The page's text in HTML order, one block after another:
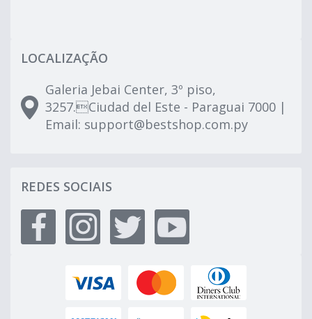
LOCALIZAÇÃO
Galeria Jebai Center, 3º piso,
3257.Ciudad del Este - Paraguai 7000 |
Email: support@bestshop.com.py
REDES SOCIAIS